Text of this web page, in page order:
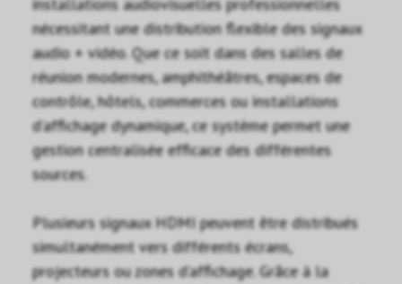
installations audiovisuelles professionnelles
nécessitant une distribution flexible des signaux
audio + vidéo. Que ce soit dans des salles de
réunion modernes, amphithéâtres, espaces de
contrôle, hôtels, commerces ou installations
d’affichage dynamique, ce système permet une
gestion centralisée efficace des différentes
sources.
Plusieurs signaux HDMI peuvent être distribués
simultanément vers différents écrans,
projecteurs ou zones d’affichage. Grâce à la